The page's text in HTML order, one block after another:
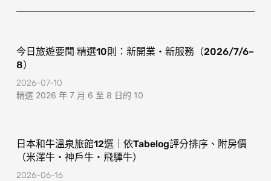
-
m
今日旅遊要聞 精選10則：新開業・新服務（2026/7/6–
8）
2026-07-10
精選 2026 年 7 月 6 至 8 日的 10
日本和牛溫泉旅館12選｜依Tabelog評分排序、附房價
（米澤牛・神戶牛・飛驒牛）
2026-06-16